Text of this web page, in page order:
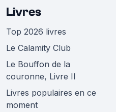
Livres
Top 2026 livres
Le Calamity Club
Le Bouffon de la
couronne, Livre II
Livres populaires en ce
moment